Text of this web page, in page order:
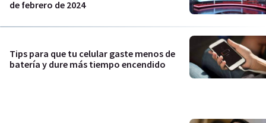
de febrero de 2024
Tips para que tu celular gaste menos de
batería y dure más tiempo encendido